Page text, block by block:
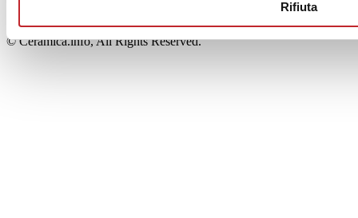
Rifiuta
© Ceramica.info, All Rights Reserved.